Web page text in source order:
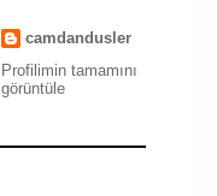
camdandusler
Profilimin tamamını
görüntüle